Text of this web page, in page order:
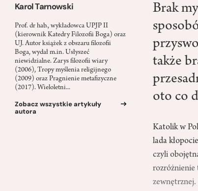
Karol Tarnowski
Prof. dr hab., wykładowca UPJP II
(kierownik Katedry Filozofii Boga) oraz
UJ. Autor książek z obszaru filozofii
Boga, wydał m.in. Usłyszeć
niewidzialne. Zarys filozofii wiary
(2006), Tropy myślenia religijnego
(2009) oraz Pragnienie metafizyczne
(2017). Wieloletni...
Zobacz wszystkie artykuły
autora
Brak
także
oto co
Katolik w
lada
czyli
rozróżnienie
zewnętrznej.